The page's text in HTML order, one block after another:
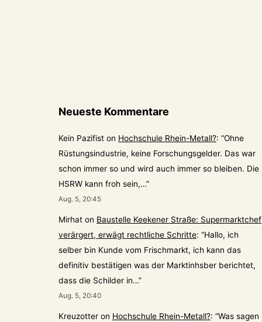
Neueste Kommentare
Kein Pazifist on Hochschule Rhein-Metall?: “Ohne
Rüstungsindustrie, keine Forschungsgelder. Das war
schon immer so und wird auch immer so bleiben. Die
HSRW kann froh sein,…”
Aug. 5, 20:45
Mirhat on Baustelle Keekener Straße: Supermarktchef
verärgert, erwägt rechtliche Schritte: “Hallo, ich
selber bin Kunde vom Frischmarkt, ich kann das
definitiv bestätigen was der Marktinhsber berichtet,
dass die Schilder in…”
Aug. 5, 20:40
Kreuzotter on Hochschule Rhein-Metall?: “Was sagen